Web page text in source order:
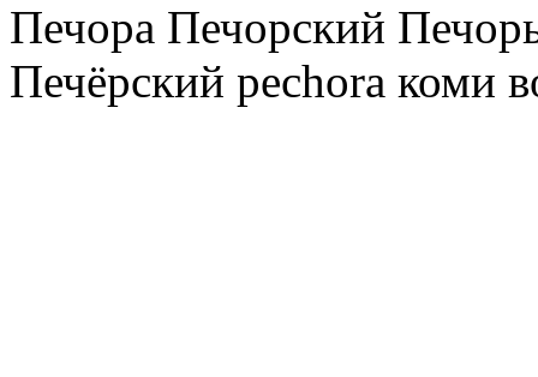
Печора Печорский
Печёрский pechora коми